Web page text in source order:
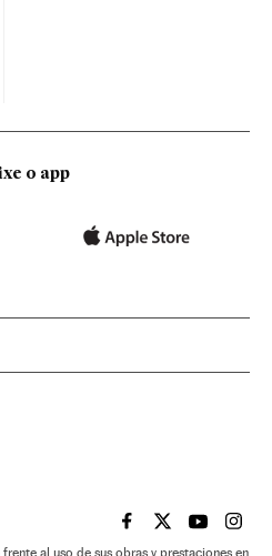
o app
EL PAÍS BRASIL EN
EL PAÍSEL PAÍS
EL
al uso de sus obras y prestaciones en